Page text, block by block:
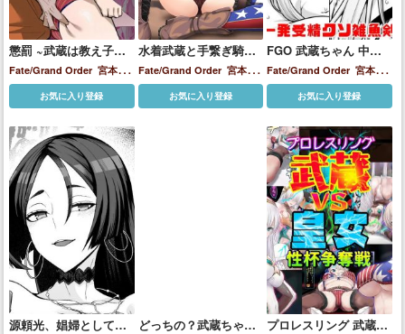
懲罰 ~武蔵は教え子名
義で無断で金を借り、
刑務所に入ることにな
った。~
Fate/Grand Order 宮本武
蔵
お気に入り登録
水着武蔵と手繋ぎ騎乗
位で中出しえっち♡
Fate/Grand Order 宮本武
蔵
お気に入り登録
FGO 武蔵ちゃん 中出
し一発受精クソ雑魚剣
豪漫画
Fate/Grand Order 宮本武
蔵
お気に入り登録
源頼光、娼婦としてス
どっちの？武蔵ちゃん
プロレスリング 武蔵